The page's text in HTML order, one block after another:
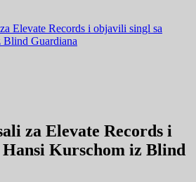
Elevate Records i objavili singl sa
Guardiana
za Elevate Records i
Kurschom iz Blind